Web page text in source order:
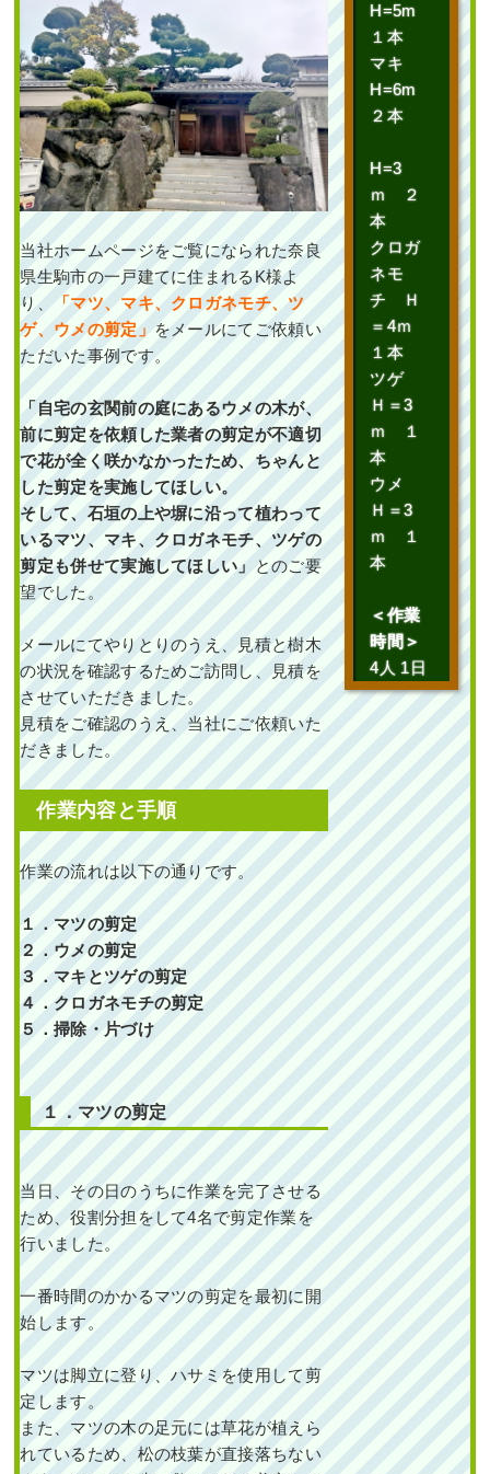
当社ホームページをご覧になられた奈良
県生駒市の一戸建てに住まれるK様よ
り、
「マツ、マキ、クロガネモチ、ツ
ゲ、 ウメの剪定」 をメールにてご依頼い
ただいた事例です。
「自宅の玄関前の庭にあるウメの木が、
前に剪定を依頼した業者の剪定が不適切
で花が全く咲かなかったため、ちゃんと
した剪定を実施してほしい。
そして、石垣の上や塀に沿って植わって
いるマツ、マキ、クロガネモチ、ツゲの
剪定も併せて実施してほしい」
とのご要
望でした。
メールにてやりとりのうえ、見積と樹木
の状況を確認するためご訪問し、見積を
させていただきました。
見積をご確認のうえ、当社にご依頼いた
だきました。
作業内容と手順
作業の流れは以下の通りです。
１．マツの剪定
２．ウメの剪定
３．マキとツゲの剪定
４．クロガネモチの剪定
５．掃除・片づけ
１．マツの剪定
当日、その日のうちに作業を完了させる
ため、役割分担をして4名で剪定作業を
行いました。
一番時間のかかるマツの剪定を最初に開
始します。
マツは脚立に登り、ハサミを使用して剪
定します。
また、マツの木の足元には草花が植えら
れているため、松の枝葉が直接落ちない
H=5m
１本
マキ
H=6m
２本
H=3
ｍ ２
本
クロガ
ネモ
チ Ｈ
＝4ｍ
１本
ツゲ
Ｈ＝3
ｍ １
本
ウメ
Ｈ＝3
ｍ １
本
＜作業
時間＞
4人 1日